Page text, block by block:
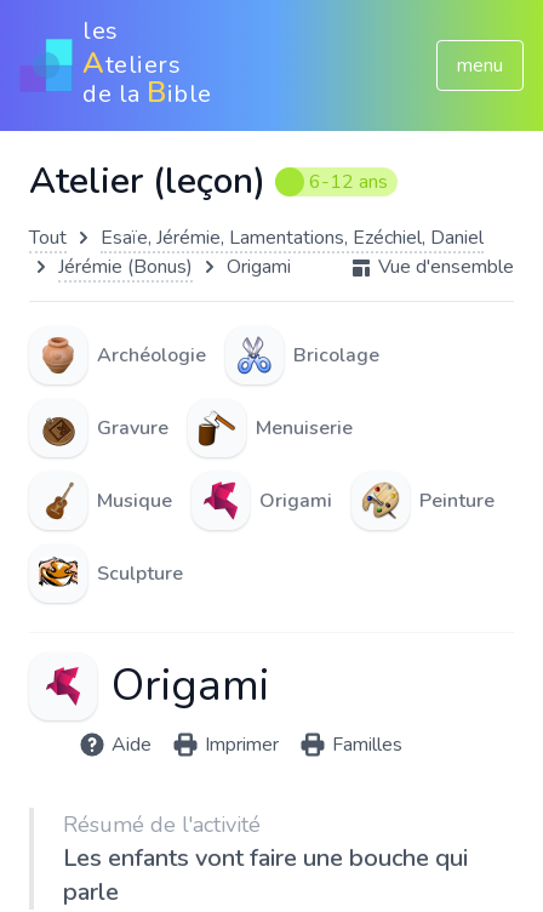
les
Ateliers
de la Bible
menu
Atelier (leçon) 6-12 ans
Tout
Esaïe, Jérémie, Lamentations, Ezéchiel, Daniel
Jérémie (Bonus)
Origami Vue d'ensemble
Archéologie Bricolage
Gravure Menuiserie
Musique Origami Peinture
Sculpture
Origami
Aide Imprimer Familles
Résumé de l'activité
Les enfants vont faire une bouche qui
parle